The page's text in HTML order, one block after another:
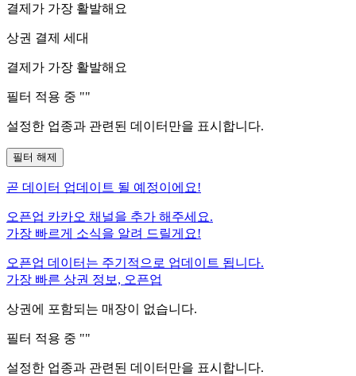
결제가 가장 활발해요
상권 결제 세대
결제가 가장 활발해요
필터 적용 중 ""
설정한 업종과 관련된 데이터만을 표시합니다.
필터 해제
곧 데이터 업데이트 될 예정이에요!
오픈업 카카오 채널을 추가 해주세요.
가장 빠르게 소식을 알려 드릴게요!
오픈업 데이터는 주기적으로 업데이트 됩니다.
가장 빠른 상권 정보, 오픈업
상권에 포함되는 매장이 없습니다.
필터 적용 중 ""
설정한 업종과 관련된 데이터만을 표시합니다.